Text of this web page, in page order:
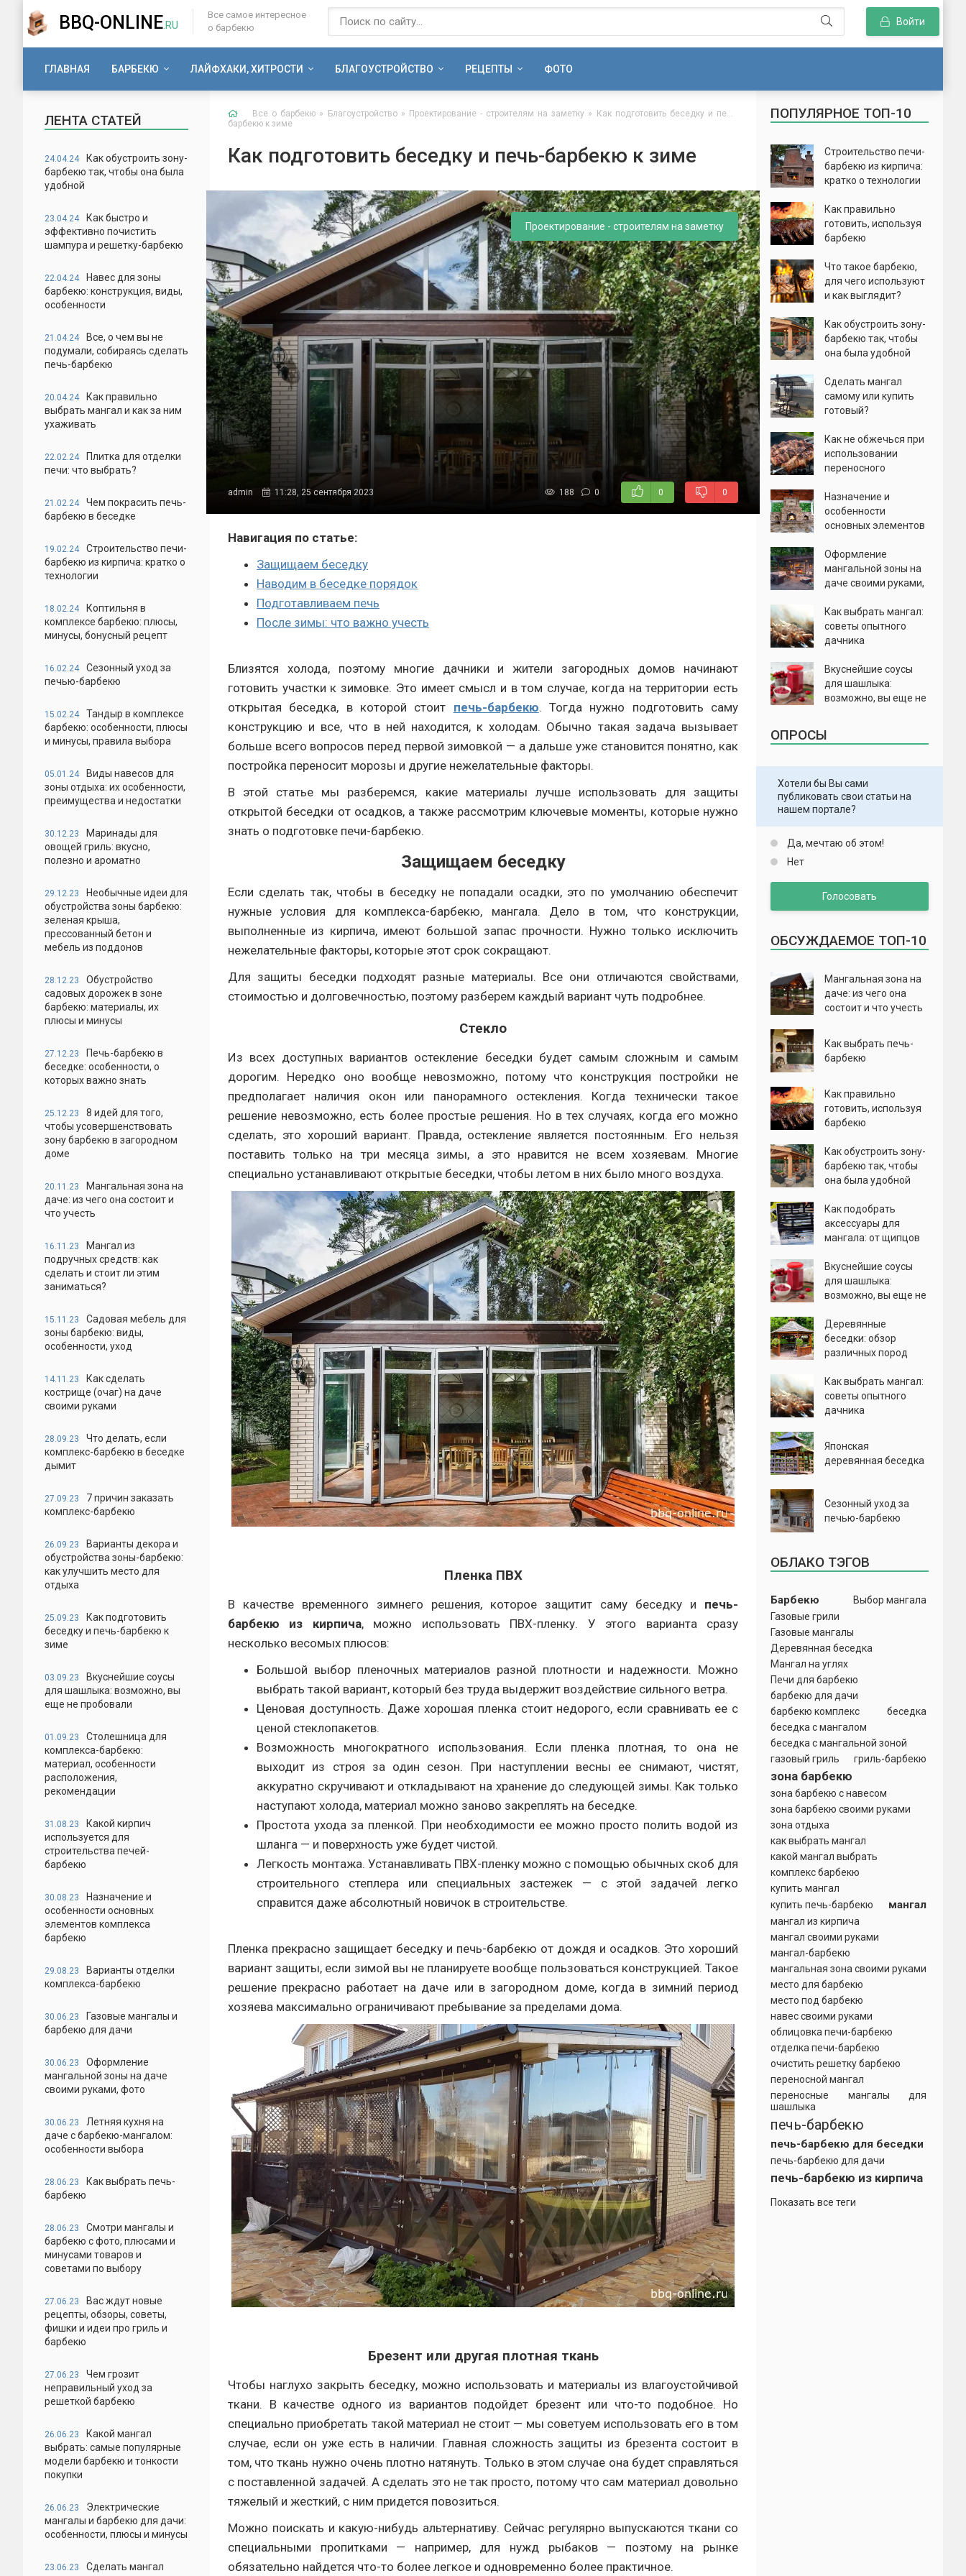
BBQ-ONLINE.RU
Все самое интересное
о барбекю
Войти
ГЛАВНАЯ БАРБЕКЮ ЛАЙФХАКИ, ХИТРОСТИ БЛАГОУСТРОЙСТВО РЕЦЕПТЫ ФОТО
ЛЕНТА СТАТЕЙ
24.04.24
Как обустроить зону-
барбекю так, чтобы она была
удобной
23.04.24
Как быстро и
эффективно почистить
шампура и решетку-барбекю
22.04.24
Навес для зоны
барбекю: конструкция, виды,
особенности
21.04.24
Все, о чем вы не
подумали, собираясь сделать
печь-барбекю
20.04.24
Как правильно
выбрать мангал и как за ним
ухаживать
22.02.24
Плитка для отделки
печи: что выбрать?
21.02.24
Чем покрасить печь-
барбекю в беседке
19.02.24
Строительство печи-
барбекю из кирпича: кратко о
технологии
18.02.24
Коптильня в
комплексе барбекю: плюсы,
минусы, бонусный рецепт
16.02.24
Сезонный уход за
печью-барбекю
15.02.24
Тандыр в комплексе
барбекю: особенности, плюсы
и минусы, правила выбора
05.01.24
Виды навесов для
зоны отдыха: их особенности,
преимущества и недостатки
30.12.23
Маринады для
овощей гриль: вкусно,
полезно и ароматно
29.12.23
Необычные идеи для
обустройства зоны барбекю:
зеленая крыша,
прессованный бетон и
мебель из поддонов
28.12.23
Обустройство
садовых дорожек в зоне
барбекю: материалы, их
плюсы и минусы
27.12.23
Печь-барбекю в
беседке: особенности, о
которых важно знать
25.12.23
8 идей для того,
чтобы усовершенствовать
зону барбекю в загородном
доме
20.11.23
Мангальная зона на
даче: из чего она состоит и
что учесть
16.11.23
Мангал из
подручных средств: как
сделать и стоит ли этим
заниматься?
15.11.23
Садовая мебель для
зоны барбекю: виды,
особенности, уход
14.11.23
Как сделать
кострище (очаг) на даче
своими руками
28.09.23
Что делать, если
комплекс-барбекю в беседке
дымит
27.09.23
7 причин заказать
комплекс-барбекю
26.09.23
Варианты декора и
обустройства зоны-барбекю:
как улучшить место для
отдыха
25.09.23
Как подготовить
беседку и печь-барбекю к
зиме
03.09.23
Вкуснейшие соусы
для шашлыка: возможно, вы
еще не пробовали
01.09.23
Столешница для
комплекса-барбекю:
материал, особенности
расположения,
рекомендации
31.08.23
Какой кирпич
используется для
строительства печей-
барбекю
30.08.23
Назначение и
особенности основных
элементов комплекса
барбекю
29.08.23
Варианты отделки
комплекса-барбекю
30.06.23
Газовые мангалы и
барбекю для дачи
30.06.23
Оформление
мангальной зоны на даче
своими руками, фото
30.06.23
Летняя кухня на
даче с барбекю-мангалом:
особенности выбора
28.06.23
Как выбрать печь-
барбекю
28.06.23
Смотри мангалы и
барбекю с фото, плюсами и
минусами товаров и
советами по выбору
27.06.23
Вас ждут новые
рецепты, обзоры, советы,
фишки и идеи про гриль и
барбекю
27.06.23
Чем грозит
неправильный уход за
решеткой барбекю
26.06.23
Какой мангал
выбрать: самые популярные
модели барбекю и тонкости
покупки
26.06.23
Электрические
мангалы и барбекю для дачи:
особенности, плюсы и минусы
23.06.23
Сделать мангал
Все о барбекю » Благоустройство» Проектирование - строителям на заметку » Как подготовить беседку и печь-
барбекю к зиме
Как подготовить беседку и печь-барбекю к зиме
Проектирование - строителям на заметку
admin 11:28, 25 сентября 2023 188 0 0 0
Навигация по статье:
Защищаем беседку
Наводим в беседке порядок
Подготавливаем печь
После зимы: что важно учесть
Близятся холода, поэтому многие дачники и жители загородных домов начинают
готовить участки к зимовке. Это имеет смысл и в том случае, когда на территории есть
открытая беседка, в которой стоит печь-барбекю. Тогда нужно подготовить саму
конструкцию и все, что в ней находится, к холодам. Обычно такая задача вызывает
больше всего вопросов перед первой зимовкой — а дальше уже становится понятно, как
постройка переносит морозы и другие нежелательные факторы.
В этой статье мы разберемся, какие материалы лучше использовать для защиты
открытой беседки от осадков, а также рассмотрим ключевые моменты, которые нужно
знать о подготовке печи-барбекю.
Защищаем беседку
Если сделать так, чтобы в беседку не попадали осадки, это по умолчанию обеспечит
нужные условия для комплекса-барбекю, мангала. Дело в том, что конструкции,
выполненные из кирпича, имеют большой запас прочности. Нужно только исключить
нежелательные факторы, которые этот срок сокращают.
Для защиты беседки подходят разные материалы. Все они отличаются свойствами,
стоимостью и долговечностью, поэтому разберем каждый вариант чуть подробнее.
Стекло
Из всех доступных вариантов остекление беседки будет самым сложным и самым
дорогим. Нередко оно вообще невозможно, потому что конструкция постройки не
предполагает наличия окон или панорамного остекления. Когда технически такое
решение невозможно, есть более простые решения. Но в тех случаях, когда его можно
сделать, это хороший вариант. Правда, остекление является постоянным. Его нельзя
поставить только на три месяца зимы, а это нравится не всем хозяевам. Многие
специально устанавливают открытые беседки, чтобы летом в них было много воздуха.
Пленка ПВХ
В качестве временного зимнего решения, которое защитит саму беседку и печь-
барбекю из кирпича, можно использовать ПВХ-пленку. У этого варианта сразу
несколько весомых плюсов:
Большой выбор пленочных материалов разной плотности и надежности. Можно
выбрать такой вариант, который без труда выдержит воздействие сильного ветра.
Ценовая доступность. Даже хорошая пленка стоит недорого, если сравнивать ее с
ценой стеклопакетов.
Возможность многократного использования. Если пленка плотная, то она не
выходит из строя за один сезон. При наступлении весны ее снимают, чистят,
аккуратно скручивают и откладывают на хранение до следующей зимы. Как только
наступают холода, материал можно заново закреплять на беседке.
Простота ухода за пленкой. При необходимости ее можно просто полить водой из
шланга — и поверхность уже будет чистой.
Легкость монтажа. Устанавливать ПВХ-пленку можно с помощью обычных скоб для
строительного степлера или специальных застежек — с этой задачей легко
справится даже абсолютный новичок в строительстве.
Пленка прекрасно защищает беседку и печь-барбекю от дождя и осадков. Это хороший
вариант защиты, если зимой вы не планируете вообще пользоваться конструкцией. Такое
решение прекрасно работает на даче или в загородном доме, когда в зимний период
хозяева максимально ограничивают пребывание за пределами дома.
Брезент или другая плотная ткань
Чтобы наглухо закрыть беседку, можно использовать и материалы из влагоустойчивой
ткани. В качестве одного из вариантов подойдет брезент или что-то подобное. Но
специально приобретать такой материал не стоит — мы советуем использовать его в том
случае, если он уже есть в наличии. Главная сложность защиты из брезента состоит в
том, что ткань нужно очень плотно натянуть. Только в этом случае она будет справляться
с поставленной задачей. А сделать это не так просто, потому что сам материал довольно
тяжелый и жесткий, с ним придется повозиться.
Можно поискать и какую-нибудь альтернативу. Сейчас регулярно выпускаются ткани со
специальными пропитками — например, для нужд рыбаков — поэтому на рынке
обязательно найдется что-то более легкое и одновременно более практичное.
ПОПУЛЯРНОЕ ТОП-10
Строительство печи-
барбекю из кирпича:
кратко о технологии
Как правильно
готовить, используя
барбекю
Что такое барбекю,
для чего используют
и как выглядит?
Как обустроить зону-
барбекю так, чтобы
она была удобной
Сделать мангал
самому или купить
готовый?
Как не обжечься при
использовании
переносного
изделия, правила
эксплуатации
Назначение и
особенности
основных элементов
Оформление
мангальной зоны на
даче своими руками,
Как выбрать мангал:
советы опытного
дачника
Вкуснейшие соусы
для шашлыка:
возможно, вы еще не
ОПРОСЫ
Хотели бы Вы сами
публиковать свои статьи на
нашем портале?
Да, мечтаю об этом!
Нет
Голосовать
ОБСУЖДАЕМОЕ ТОП-10
Мангальная зона на
даче: из чего она
состоит и что учесть
Как выбрать печь-
барбекю
Как правильно
готовить, используя
барбекю
Как обустроить зону-
барбекю так, чтобы
она была удобной
Как подобрать
аксессуары для
мангала: от щипцов
Вкуснейшие соусы
для шашлыка:
возможно, вы еще не
Деревянные
беседки: обзор
различных пород
Как выбрать мангал:
советы опытного
дачника
Японская
деревянная беседка
Сезонный уход за
печью-барбекю
ОБЛАКО ТЭГОВ
Барбекю
Выбор мангала
Газовые грили
Газовые мангалы
Деревянная беседка
Мангал на углях
Печи для барбекю
барбекю для дачи
барбекю комплекс
беседка
беседка с мангалом
беседка с мангальной зоной
газовый гриль
гриль-барбекю
зона барбекю
зона барбекю с навесом
зона барбекю своими руками
зона отдыха
как выбрать мангал
какой мангал выбрать
комплекс барбекю
купить мангал
купить печь-барбекю
мангал
мангал из кирпича
мангал своими руками
мангал-барбекю
мангальная зона своими руками
место для барбекю
место под барбекю
навес своими руками
облицовка печи-барбекю
отделка печи-барбекю
очистить решетку барбекю
переносной мангал
переносные мангалы для
шашлыка
печь-барбекю
печь-барбекю для беседки
печь-барбекю для дачи
печь-барбекю из кирпича
Показать все теги